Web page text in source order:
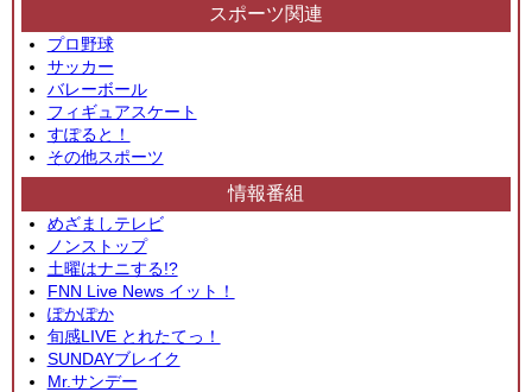
スポーツ関連
プロ野球
サッカー
バレーボール
フィギュアスケート
すぽると！
その他スポーツ
情報番組
めざましテレビ
ノンストップ
土曜はナニする!?
FNN Live News イット！
ぽかぽか
旬感LIVE とれたてっ！
SUNDAYブレイク
Mr.サンデー